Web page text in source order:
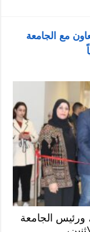
مع الجامعة
ورئيس الجامعة